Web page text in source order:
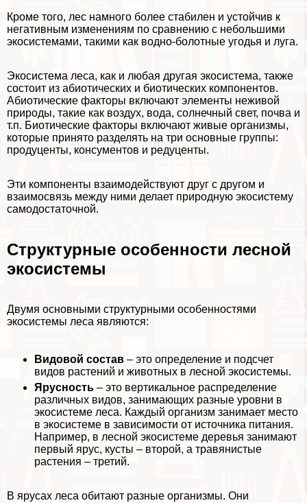
Кроме того, лес намного более стабилен и устойчив к
негативным изменениям по сравнению с небольшими
экосистемами, такими как водно-болотные угодья и луга.
Экосистема леса, как и любая другая экосистема, также
состоит из абиотических и биотических компонентов.
Абиотические факторы включают элементы неживой
природы, такие как воздух, вода, солнечный свет, почва и
т.п. Биотические факторы включают живые организмы,
которые принято разделять на три основные группы:
продуценты, консументов и редуценты.
Эти компоненты взаимодействуют друг с другом и
взаимосвязь между ними делает природную экосистему
самодостаточной.
Структурные особенности лесной
экосистемы
Двумя основными структурными особенностями
экосистемы леса являются:
Видовой состав – это определение и подсчет
видов растений и животных в лесной экосистемы.
Ярусность – это вертикальное распределение
различных видов, занимающих разные уровни в
экосистеме леса. Каждый организм занимает место
в экосистеме в зависимости от источника питания.
Например, в лесной экосистеме деревья занимают
первый ярус, кусты – второй, а травянистые
растения – третий.
В ярусах леса обитают разные организмы. Они